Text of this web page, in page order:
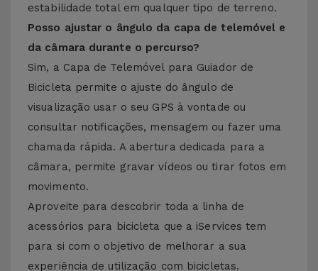
estabilidade total em qualquer tipo de terreno.
Posso ajustar o ângulo da capa de telemóvel e
da câmara durante o percurso?
Sim, a Capa de Telemóvel para Guiador de
Bicicleta permite o ajuste do ângulo de
visualização usar o seu GPS à vontade ou
consultar notificações, mensagem ou fazer uma
chamada rápida. A abertura dedicada para a
câmara, permite gravar vídeos ou tirar fotos em
movimento.
Aproveite para descobrir toda a linha de
acessórios para bicicleta que a iServices tem
para si com o objetivo de melhorar a sua
experiência de utilização com bicicletas.